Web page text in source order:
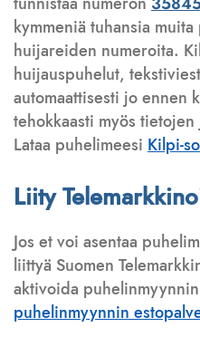
kymmeniä tuhansia
huijareiden numeroita.
huijauspuhelut,
automaattisesti jo ennen
tehokkaasti myös
Lataa puhelimeesi Kilpi-
Liity
Jos et voi asentaa
liittyä Suomen
aktivoida
puhelinmyynnin